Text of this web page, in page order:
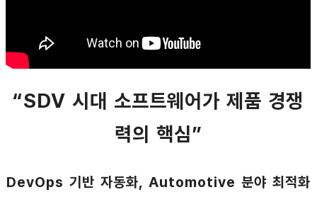
“SDV 시대 소프트웨어가 제품 경쟁
력의 핵심”
DevOps 기반 자동화, Automotive 분야 최적화